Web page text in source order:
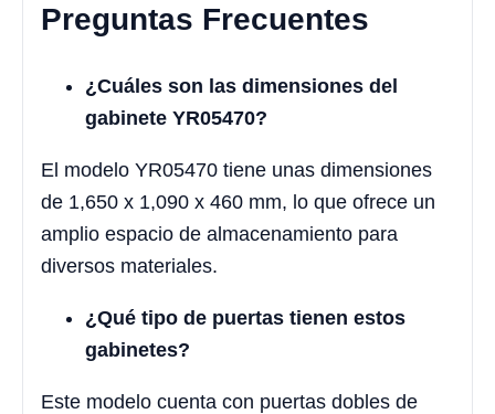
Preguntas Frecuentes
¿Cuáles son las dimensiones del
gabinete YR05470?
El modelo YR05470 tiene unas dimensiones
de 1,650 x 1,090 x 460 mm, lo que ofrece un
amplio espacio de almacenamiento para
diversos materiales.
¿Qué tipo de puertas tienen estos
gabinetes?
Este modelo cuenta con puertas dobles de